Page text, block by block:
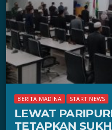
BERITA MADINA START NEWS
LEWAT
TETAPKAN